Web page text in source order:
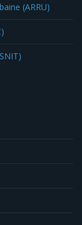
(ARRU)